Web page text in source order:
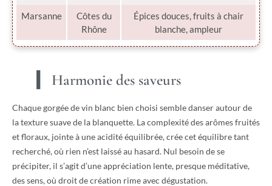
Marsanne
Côtes du
Rhône
Épices douces, fruits à chair
blanche, ampleur
Harmonie des saveurs
Chaque gorgée de vin blanc bien choisi semble danser autour de
la texture suave de la blanquette. La complexité des arômes fruités
et floraux, jointe à une acidité équilibrée, crée cet équilibre tant
recherché, où rien n’est laissé au hasard. Nul besoin de se
précipiter, il s’agit d’une appréciation lente, presque méditative,
des sens, où droit de création rime avec dégustation.